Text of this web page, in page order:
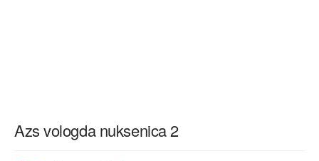
Azs vologda nuksenica 2